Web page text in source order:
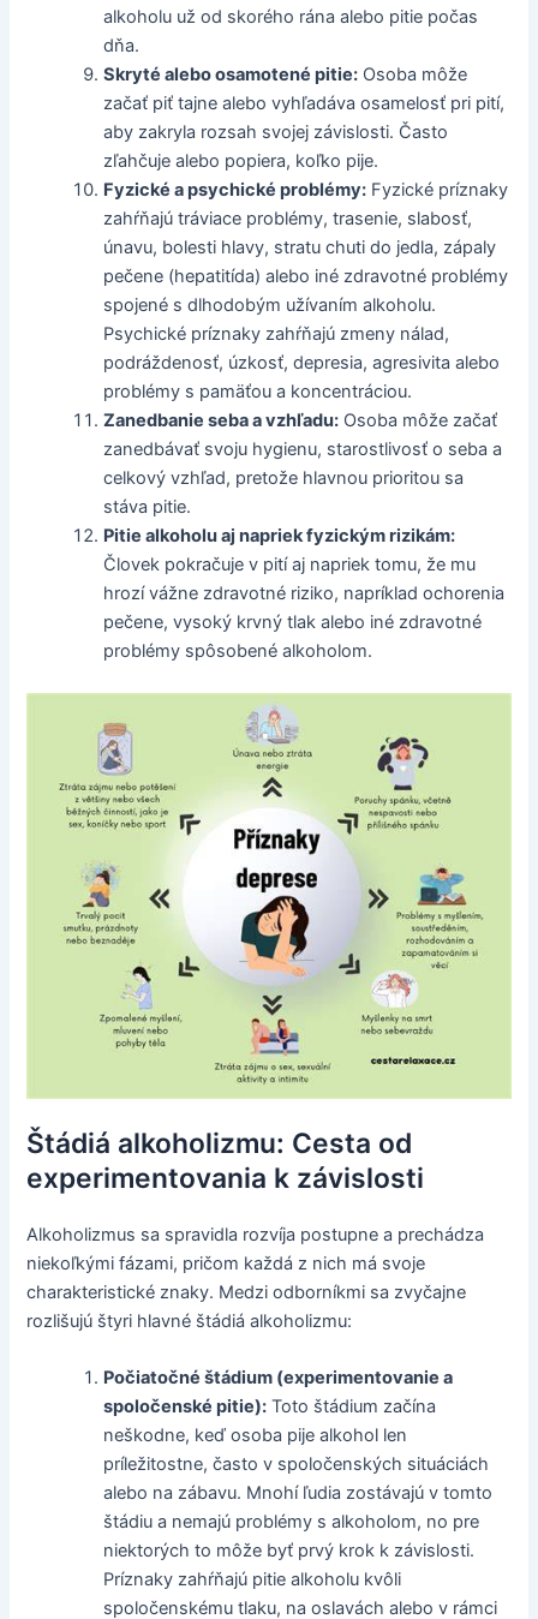
alkoholu už od skorého rána alebo pitie počas
dňa.
Skryté alebo osamotené pitie: Osoba môže
začať piť tajne alebo vyhľadáva osamelosť pri pití,
aby zakryla rozsah svojej závislosti. Často
zľahčuje alebo popiera, koľko pije.
Fyzické a psychické problémy: Fyzické príznaky
zahŕňajú tráviace problémy, trasenie, slabosť,
únavu, bolesti hlavy, stratu chuti do jedla, zápaly
pečene (hepatitída) alebo iné zdravotné problémy
spojené s dlhodobým užívaním alkoholu.
Psychické príznaky zahŕňajú zmeny nálad,
podráždenosť, úzkosť, depresia, agresivita alebo
problémy s pamäťou a koncentráciou.
Zanedbanie seba a vzhľadu: Osoba môže začať
zanedbávať svoju hygienu, starostlivosť o seba a
celkový vzhľad, pretože hlavnou prioritou sa
stáva pitie.
Pitie alkoholu aj napriek fyzickým rizikám:
Človek pokračuje v pití aj napriek tomu, že mu
hrozí vážne zdravotné riziko, napríklad ochorenia
pečene, vysoký krvný tlak alebo iné zdravotné
problémy spôsobené alkoholom.
Štádiá alkoholizmu: Cesta od
experimentovania k závislosti
Alkoholizmus sa spravidla rozvíja postupne a prechádza
niekoľkými fázami, pričom každá z nich má svoje
charakteristické znaky. Medzi odborníkmi sa zvyčajne
rozlišujú štyri hlavné štádiá alkoholizmu:
Počiatočné štádium (experimentovanie a
spoločenské pitie): Toto štádium začína
neškodne, keď osoba pije alkohol len
príležitostne, často v spoločenských situáciách
alebo na zábavu. Mnohí ľudia zostávajú v tomto
štádiu a nemajú problémy s alkoholom, no pre
niektorých to môže byť prvý krok k závislosti.
Príznaky zahŕňajú pitie alkoholu kvôli
spoločenskému tlaku, na oslavách alebo v rámci